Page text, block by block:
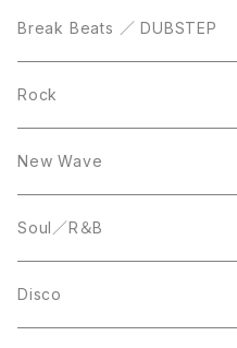
12inch
10inch
12inch
LP
Break Beats ／ DUBSTEP
12inch
LP
Rock
12inch
LP
New Wave
12inch
LP
Soul／R＆B
LP
Disco